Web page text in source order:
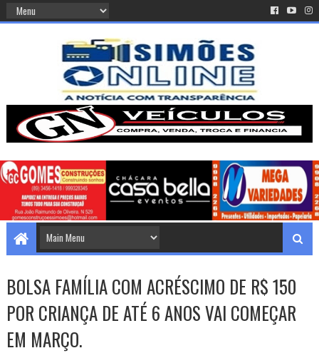
BOLSA FAMÍLIA COM ACRÉSCIMO DE R$ 150
POR CRIANÇA DE ATÉ 6 ANOS VAI COMEÇAR
EM MARÇO.